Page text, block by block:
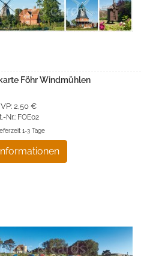
Föhr Windmühlen
2,50 €
Nr.: FOE02
1-3 Tage